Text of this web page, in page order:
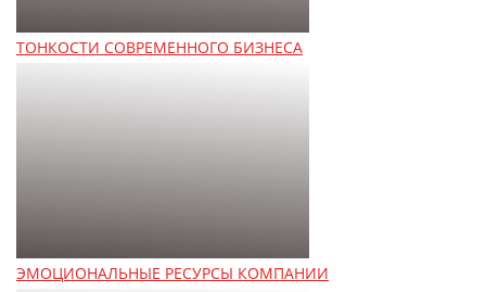
ТОНКОСТИ СОВРЕМЕННОГО БИЗНЕСА
ЭМОЦИОНАЛЬНЫЕ РЕСУРСЫ КОМПАНИИ